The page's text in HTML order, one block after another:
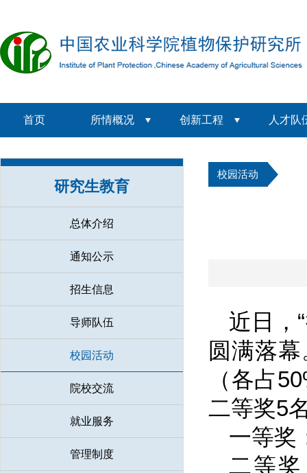
首页 所情概况 创新工程 人才队
研究生教育
总体介绍
通知公示
招生信息
导师队伍
校园活动
院校交流
就业服务
管理制度
校园活动
近日，
圆满落
（各占
二等奖5
一等奖
二等奖